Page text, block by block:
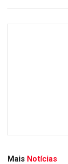
Mais Notícias